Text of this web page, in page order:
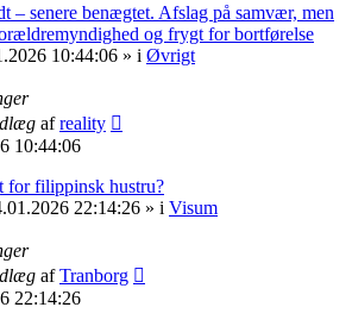
– senere benægtet. Afslag på samvær, men
og frygt for bortførelse
10:44:06 » i Øvrigt
afreality
10:44:06
for filippinsk hustru?
22:14:26 » i Visum
afTranborg
22:14:26